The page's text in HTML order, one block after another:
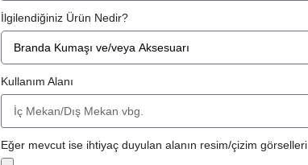
İlgilendiğiniz Ürün Nedir?
Kullanım Alanı
Eğer mevcut ise ihtiyaç duyulan alanın resim/çizim görselleri